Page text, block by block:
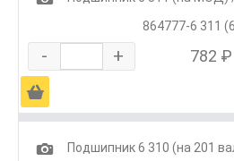
864777-6 311
- + 782 ₽
Ä
1
Подшипник 6 310 (на 201